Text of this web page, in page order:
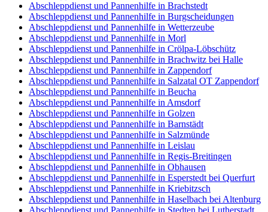
Abschleppdienst und Pannenhilfe in Brachstedt
Abschleppdienst und Pannenhilfe in Burgscheidungen
Abschleppdienst und Pannenhilfe in Wetterzeube
Abschleppdienst und Pannenhilfe in Morl
Abschleppdienst und Pannenhilfe in Crölpa-Löbschütz
Abschleppdienst und Pannenhilfe in Brachwitz bei Halle
Abschleppdienst und Pannenhilfe in Zappendorf
Abschleppdienst und Pannenhilfe in Salzatal OT Zappendorf
Abschleppdienst und Pannenhilfe in Beucha
Abschleppdienst und Pannenhilfe in Amsdorf
Abschleppdienst und Pannenhilfe in Golzen
Abschleppdienst und Pannenhilfe in Barnstädt
Abschleppdienst und Pannenhilfe in Salzmünde
Abschleppdienst und Pannenhilfe in Leislau
Abschleppdienst und Pannenhilfe in Regis-Breitingen
Abschleppdienst und Pannenhilfe in Obhausen
Abschleppdienst und Pannenhilfe in Esperstedt bei Querfurt
Abschleppdienst und Pannenhilfe in Kriebitzsch
Abschleppdienst und Pannenhilfe in Haselbach bei Altenburg
Abschleppdienst und Pannenhilfe in Stedten bei Lutherstadt